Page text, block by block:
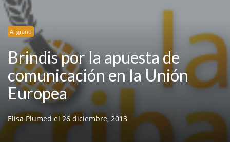
Al grano
Brindis por la apuesta de
comunicación en la Unión
Europea
Elisa Plumed el 26 diciembre, 2013